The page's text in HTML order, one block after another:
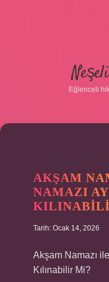
Eğlenceli
AKŞAM
NAMAZI
Tarih: Ocak 14, 2026
Akşam Namazı
Kılınabilir Mi?